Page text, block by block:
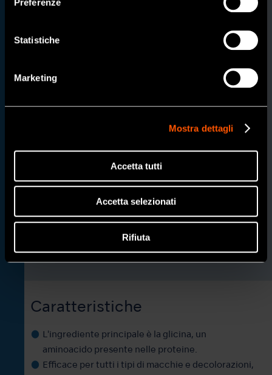
Preferenze
Statistiche
Marketing
Mostra dettagli
Accetta tutti
Accetta selezionati
Rifiuta
Per tutti i tipi di macchie e discromie, con
moderate. Rivestimento ottimizzato delle particelle
di polvere per una solubilità in acqua ideale e
ritardata. La polvere non deve sciogliersi troppo
rapidamente in acqua o in presenza di elevata
umidità; tuttavia, deve dissolversi completamente
separatori di amalgama o degli aspiratori ad umido.
Caratteristiche
L'ingrediente principale è la glicina, un
aminoacido presente nelle proteine.
Efficace per tutti i tipi di macchie e decolorazioni,